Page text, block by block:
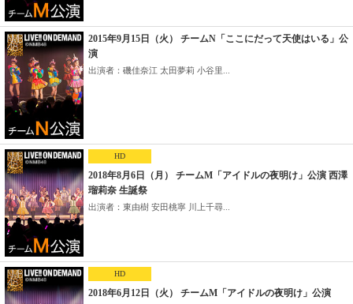
2015年9月15日（火） チームN「ここにだって天使はいる」公
演
出演者：磯佳奈江 太田夢莉 小谷里...
HD
2018年8月6日（月） チームM「アイドルの夜明け」公演 西澤
瑠莉奈 生誕祭
出演者：東由樹 安田桃寧 川上千尋...
HD
2018年6月12日（火） チームM「アイドルの夜明け」公演